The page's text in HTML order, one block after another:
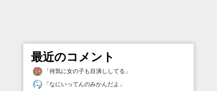
最近のコメント
「何気に女の子も目潰ししてる 」
「なにいってんのみかんだよ 」